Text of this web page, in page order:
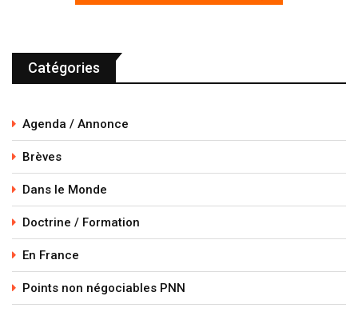
Catégories
Agenda / Annonce
Brèves
Dans le Monde
Doctrine / Formation
En France
Points non négociables PNN